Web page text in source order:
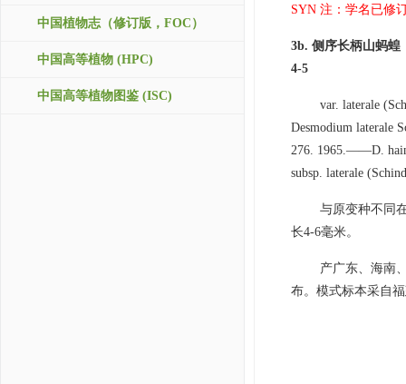
中国植物志（修订版，FOC）
中国高等植物 (HPC)
中国高等植物图鉴 (ISC)
SYN 注：学名已修
3b. 侧序长柄山蚂蝗
4-5
var. laterale
Desmodium laterale
276. 1965.——D.
subsp. laterale
与原变种不同
长4-6毫米。
产广东、海南
布。模式标本采自